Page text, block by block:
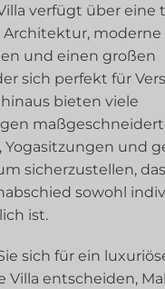
verfügt über eine
moderne
und einen großen
sich perfekt für
bieten viele
Yogasitzungen und
sicherzustellen,
sowohl
ist.
sich für ein
Villa entscheiden,